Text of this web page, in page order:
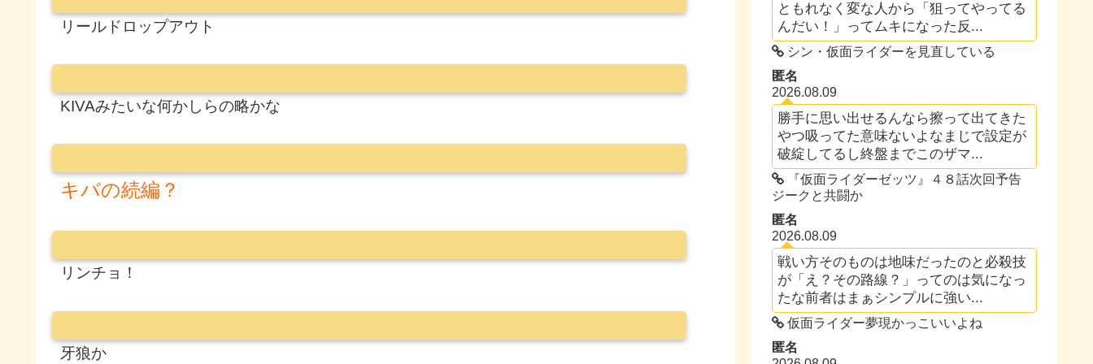
リールドロップアウト
KIVAみたいな何かしらの略かな
キバの続編？
リンチョ！
牙狼か
ともれなく変な人から「狙ってやってる
んだい！」ってムキになった反...
シン・仮面ライダーを見直している
匿名
2026.08.09
勝手に思い出せるんなら擦って出てきた
やつ吸ってた意味ないよなまじで設定が
破綻してるし終盤までこのザマ...
『仮面ライダーゼッツ』４８話次回予告
ジークと共闘か
匿名
2026.08.09
戦い方そのものは地味だったのと必殺技
が「え？その路線？」ってのは気になっ
たな前者はまぁシンプルに強い...
仮面ライダー夢現かっこいいよね
匿名